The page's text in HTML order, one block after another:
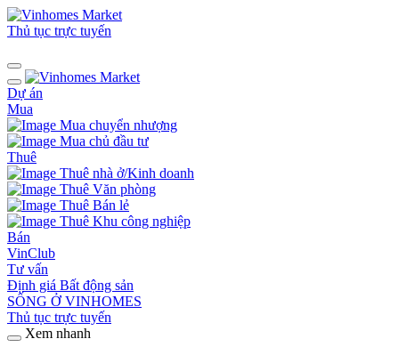
Thủ tục trực tuyến
Dự án
Mua
Mua chuyển nhượng
Mua chủ đầu tư
Thuê
Thuê nhà ở/Kinh doanh
Thuê Văn phòng
Thuê Bán lẻ
Thuê Khu công nghiệp
Bán
VinClub
Tư vấn
Định giá Bất động sản
SỐNG Ở VINHOMES
Thủ tục trực tuyến
Xem nhanh